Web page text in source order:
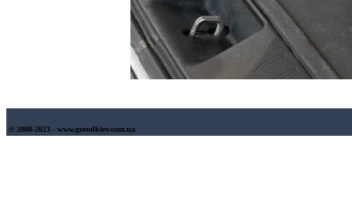
© 2008-2023 - www.gorodkiev.com.ua